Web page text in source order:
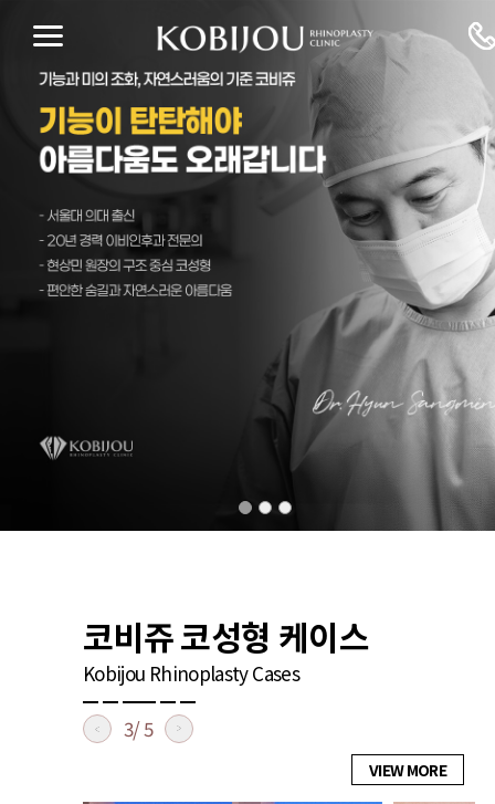
코비쥬 코성형 케이스
Kobijou Rhinoplasty Cases
4/ 5
VIEW MORE